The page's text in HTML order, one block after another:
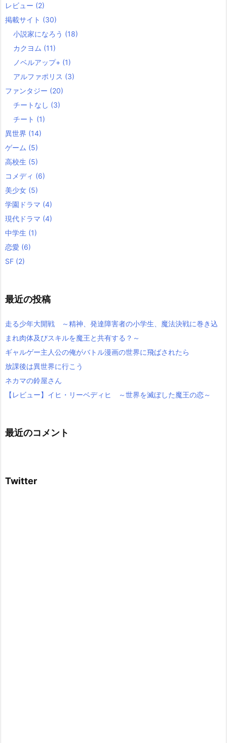
レビュー (2)
掲載サイト (30)
小説家になろう (18)
カクヨム (11)
ノベルアップ+ (1)
アルファポリス (3)
ファンタジー (20)
チートなし (3)
チート (1)
異世界 (14)
ゲーム (5)
高校生 (5)
コメディ (6)
美少女 (5)
学園ドラマ (4)
現代ドラマ (4)
中学生 (1)
恋愛 (6)
SF (2)
最近の投稿
走る少年大開戦 ～精神、発達障害者の小学生、魔法決戦に巻き込
まれ肉体及びスキルを魔王と共有する？～
ギャルゲー主人公の俺がバトル漫画の世界に飛ばされたら
放課後は異世界に行こう
ネカマの鈴屋さん
【レビュー】イヒ・リーベディヒ ～世界を滅ぼした魔王の恋～
最近のコメント
Twitter